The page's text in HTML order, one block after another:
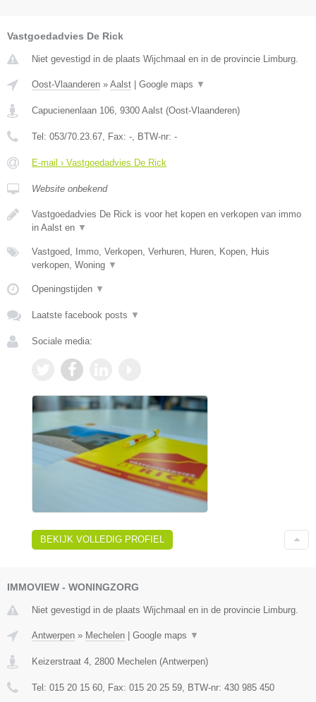
Vastgoedadvies De Rick
Niet gevestigd in de plaats Wijchmaal en in de provincie Limburg.
Oost-Vlaanderen » Aalst Google maps ▼
Capucienenlaan 106 9300 Aalst (Oost-Vlaanderen)
Tel: 053/70.23.67 , Fax: - , BTW-nr: -
E-mail › Vastgoedadvies De Rick
Website onbekend
Vastgoedadvies De Rick is voor het kopen en verkopen van immo
in Aalst en ▼
Vastgoed, Immo, Verkopen, Verhuren, Huren, Kopen, Huis
verkopen, Woning ▼
Openingstijden ▼
Laatste facebook posts ▼
Sociale media:
BEKIJK VOLLEDIG PROFIEL
IMMOVIEW - WONINGZORG
Niet gevestigd in de plaats Wijchmaal en in de provincie Limburg.
Antwerpen » Mechelen | Google maps ▼
Keizerstraat 4 2800 Mechelen (Antwerpen)
Tel: 015 20 15 60 , Fax: 015 20 25 59 , BTW-nr: 430 985 450